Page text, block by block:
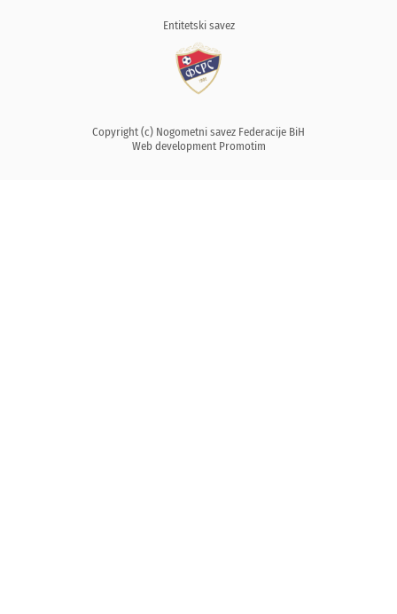
Entitetski savez
Copyright (c) Nogometni savez Federacije BiH
Web development Promotim